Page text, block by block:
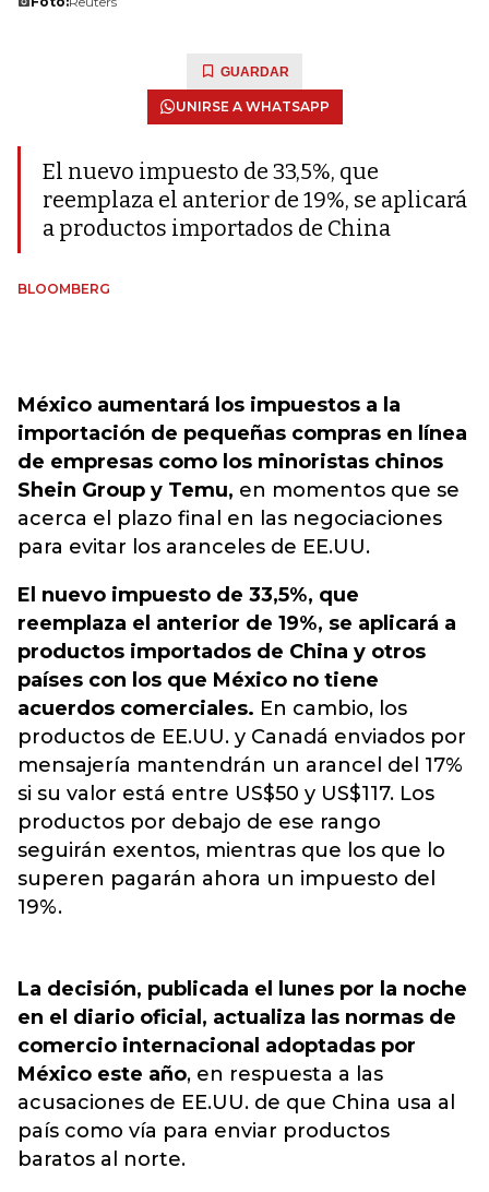
GUARDAR
UNIRSE A WHATSAPP
El nuevo impuesto de 33,5%, que
reemplaza el anterior de 19%, se aplicará
a productos importados de China
BLOOMBERG
México aumentará los impuestos a la
importación de pequeñas compras en línea
de empresas como los minoristas chinos
Shein Group y Temu, en momentos que se
acerca el plazo final en las negociaciones
para evitar los aranceles de EE.UU.
El nuevo impuesto de 33,5%, que
reemplaza el anterior de 19%, se aplicará a
productos importados de China y otros
países con los que México no tiene
acuerdos comerciales. En cambio, los
productos de EE.UU. y Canadá enviados por
mensajería mantendrán un arancel del 17%
si su valor está entre US$50 y US$117. Los
productos por debajo de ese rango
seguirán exentos, mientras que los que lo
superen pagarán ahora un impuesto del
19%.
La decisión, publicada el lunes por la noche
en el diario oficial, actualiza las normas de
comercio internacional adoptadas por
México este año, en respuesta a las
acusaciones de EE.UU. de que China usa al
país como vía para enviar productos
baratos al norte.